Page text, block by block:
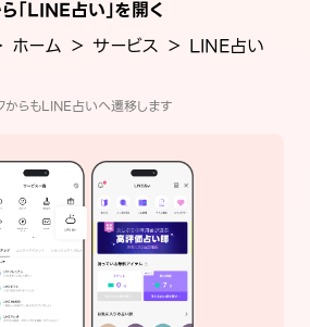
「LINE占い」を開く
ホーム ＞ サービス ＞ LINE占い
らもLINE占いへ遷移します